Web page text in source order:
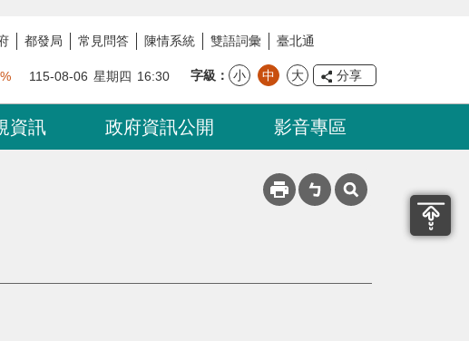
都發局 常見問答 陳情系統 雙語詞彙 臺北通
115-08-06 星期四 16:30 字級 小 中 大 分享
資訊 政府資訊公開 影音專區